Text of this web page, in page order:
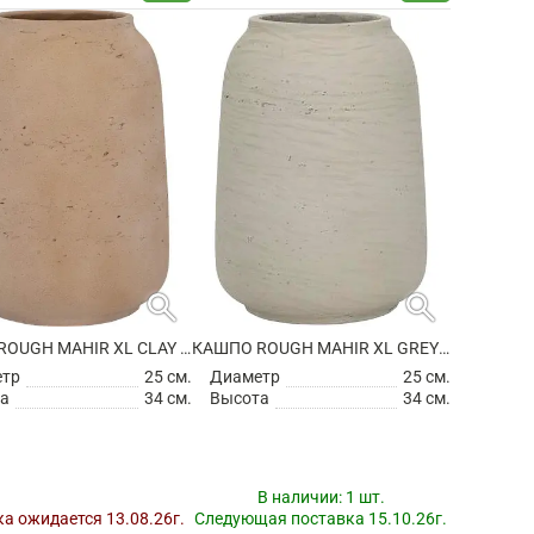
search
КАШПО ROUGH MAHIR XL CLAY WASHED
25 см.
34 см.
ожидается 13.08.26г.
search
КАШПО ROUGH MAHIR XL GREY WASHED
Диаметр
25 см.
Высота
34 см.
В наличии: 1 шт.
Следующая поставка 15.10.26г.